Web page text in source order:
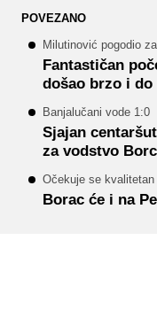
POVEZANO
Milutinović pogodio
Fantastičan
došao brzo i
Banjalučani vode 1:0
Sjajan
za vodstvo
Očekuje se kvalitetan
Borac će i na